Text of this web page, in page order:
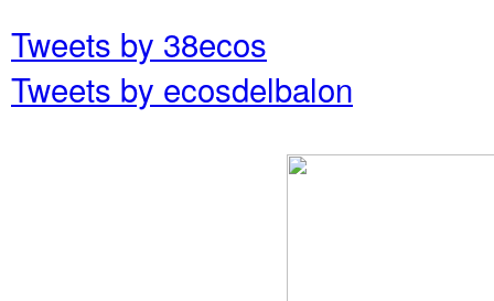
Tweets by 38ecos
Tweets by ecosdelbalon